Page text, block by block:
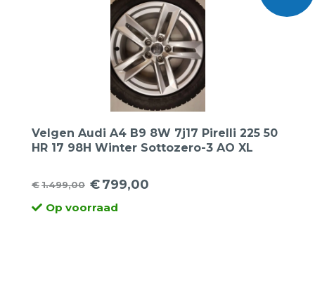
Velgen Audi A4 B9 8W 7j17 Pirelli 225 50
HR 17 98H Winter Sottozero-3 AO XL
€1.499,00
Oorspronkelijke
prijs
€799,00
Huidige
prijsOp voorraad